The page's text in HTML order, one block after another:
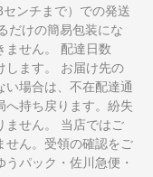
ンチまで）での発送
だけの簡易包装にな
ません。 配達日数
します。 お届け先の
い場合は、不在配達通
へ持ち戻ります。紛失
ません。 当店ではご
せん。受領の確認をご
パック・佐川急便・